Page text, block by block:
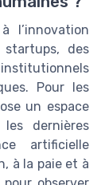
l’innovation
des
Pour les
un espace
dernières
artificielle
à la paie et à